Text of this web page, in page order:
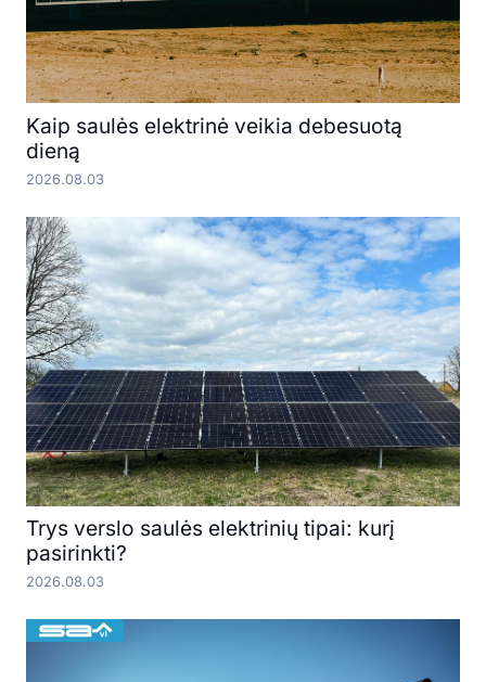
Kaip saulės elektrinė veikia debesuotą
dieną
2026.08.03
Trys verslo saulės elektrinių tipai: kurį
pasirinkti?
2026.08.03